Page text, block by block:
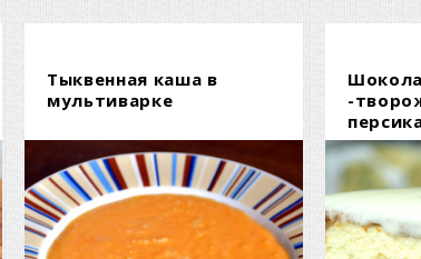
Тыквенная каша в
мультиварке
-